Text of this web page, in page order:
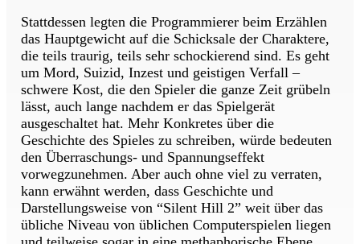
Stattdessen legten die Programmierer beim Erzählen
das Hauptgewicht auf die Schicksale der Charaktere,
die teils traurig, teils sehr schockierend sind. Es geht
um Mord, Suizid, Inzest und geistigen Verfall –
schwere Kost, die den Spieler die ganze Zeit grübeln
lässt, auch lange nachdem er das Spielgerät
ausgeschaltet hat. Mehr Konkretes über die
Geschichte des Spieles zu schreiben, würde bedeuten
den Überraschungs- und Spannungseffekt
vorwegzunehmen. Aber auch ohne viel zu verraten,
kann erwähnt werden, dass Geschichte und
Darstellungsweise von “Silent Hill 2” weit über das
übliche Niveau von üblichen Computerspielen liegen